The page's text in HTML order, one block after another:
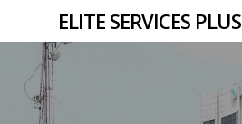
to
content
ELITE SERVICES PLUS